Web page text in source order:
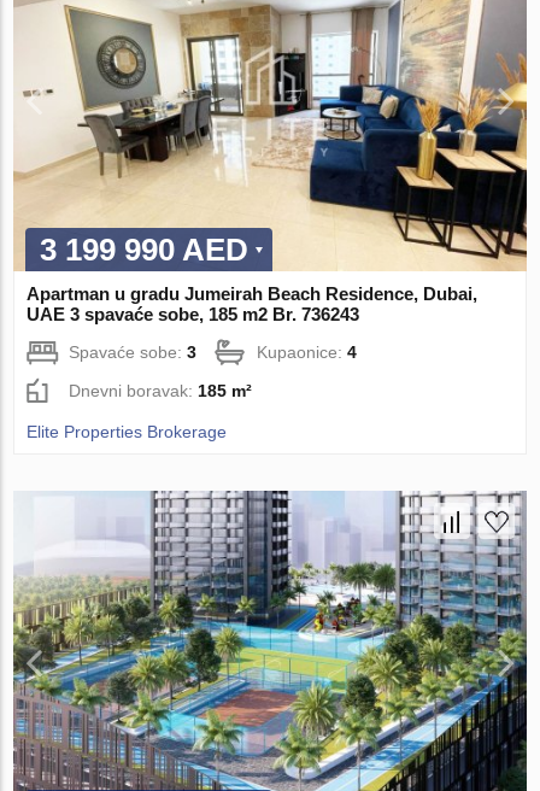
3 199 990 AED
Apartman u gradu Jumeirah Beach Residence, Dubai,
UAE 3 spavaće sobe, 185 m2 Br. 736243
Spavaće sobe:3 Kupaonice:4
Dnevni boravak: 185 m²
Elite Properties Brokerage